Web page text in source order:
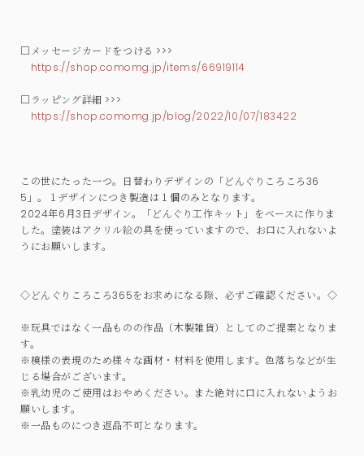
□メッセージカードをつける >>>
https://shop.comomg.jp/items/66919114
□ラッピング詳細 >>>
https://shop.comomg.jp/blog/2022/10/07/183422
この世にたった一つ。日替わりデザインの「どんぐりころころ36
5」。１デザインにつき製造は１個のみとなります。
2024年6月3日デザイン。「どんぐり工作キット」をベースに作りま
した。塗装はアクリル絵の具を使っていますので、お口に入れないよ
うにお願いします。
◇どんぐりころころ365をお求めになる際、必ずご確認ください。◇
※玩具ではなく一品ものの作品（木製雑貨）としてのご提案となりま
す。
※模様の表現のため様々な画材・材料を使用します。色落ちなどが生
じる場合がございます。
※乳幼児のご使用はおやめください。また絶対に口に入れないようお
願いします。
※一品ものにつき返品不可となります。